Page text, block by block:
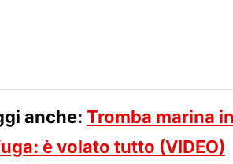
anche: Tromba marina
è volato tutto (VIDEO)